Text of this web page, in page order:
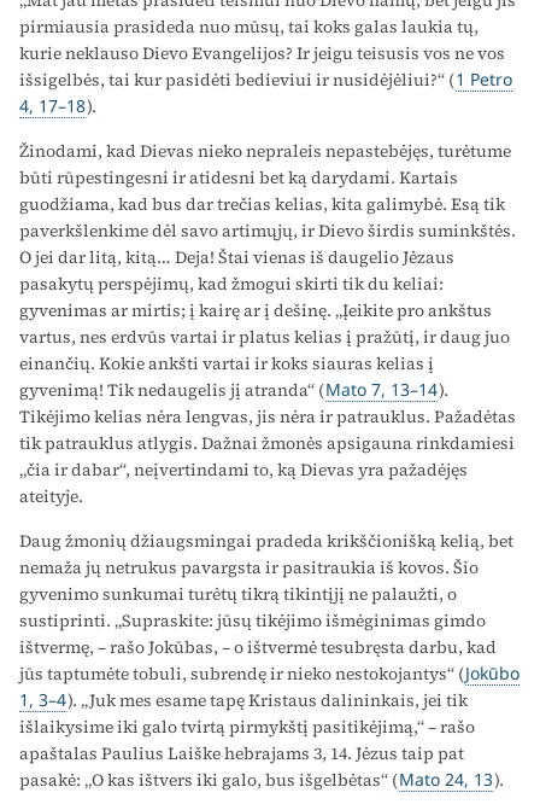
pirmiausia prasideda nuo mūsų, tai koks galas laukia tų,
kurie neklauso Dievo Evangelijos? Ir jeigu teisusis vos ne vos
išsigelbės, tai kur pasidėti bedieviui ir nusidėjėliui?“ (1 Petro
4, 17–18).
Žinodami, kad Dievas nieko nepraleis nepastebėjęs, turėtume
būti rūpestingesni ir atidesni bet ką darydami. Kartais
guodžiama, kad bus dar trečias kelias, kita galimybė. Esą tik
paverkšlenkime dėl savo artimųjų, ir Dievo širdis suminkštės.
O jei dar litą, kitą… Deja! Štai vienas iš daugelio Jėzaus
pasakytų perspėjimų, kad žmogui skirti tik du keliai:
gyvenimas ar mirtis; į kairę ar į dešinę. „Įeikite pro ankštus
vartus, nes erdvūs vartai ir platus kelias į pražūtį, ir daug juo
einančių. Kokie ankšti vartai ir koks siauras kelias į
gyvenimą! Tik nedaugelis jį atranda“ (Mato 7, 13–14).
Tikėjimo kelias nėra lengvas, jis nėra ir patrauklus. Pažadėtas
tik patrauklus atlygis. Dažnai žmonės apsigauna rinkdamiesi
„čia ir dabar“, neįvertindami to, ką Dievas yra pažadėjęs
ateityje.
Daug žmonių džiaugsmingai pradeda krikščionišką kelią, bet
nemaža jų netrukus pavargsta ir pasitraukia iš kovos. Šio
gyvenimo sunkumai turėtų tikrą tikintįjį ne palaužti, o
sustiprinti. „Supraskite: jūsų tikėjimo išmėginimas gimdo
ištvermę, – rašo Jokūbas, – o ištvermė tesubręsta darbu, kad
jūs taptumėte tobuli, subrendę ir nieko nestokojantys“ (Jokūbo
1, 3–4). „Juk mes esame tapę Kristaus dalininkais, jei tik
išlaikysime iki galo tvirtą pirmykštį pasitikėjimą,“ – rašo
apaštalas Paulius Laiške hebrajams 3, 14. Jėzus taip pat
pasakė: „O kas ištvers iki galo, bus išgelbėtas“ (Mato 24, 13).